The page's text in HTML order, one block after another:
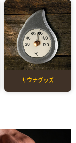
サウナグッズ